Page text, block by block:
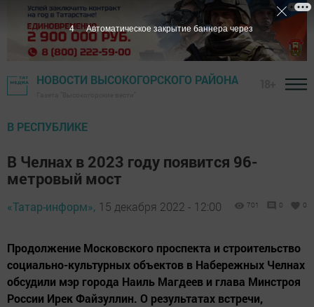
НОВОСТИ ВЫСОКОГОРСКОГО РАЙОНА
В РЕСПУБЛИКЕ
В Челнах в 2023 году появится 96-
метровый мост
«Татар-информ», 15 декабря 2022 - 12:00 701 0 0
Продолжение Московского проспекта и строительство
социально-культурных объектов в Набережных Челнах
обсудили мэр города Наиль Магдеев и глава Минстроя
России Ирек Файзуллин. О результатах встречи,
3 Автоматическое закрытие баннера через